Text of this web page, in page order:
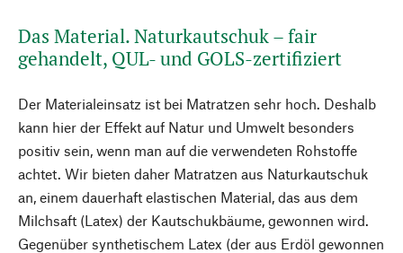
Das Material. Naturkautschuk – fair
gehandelt, QUL- und GOLS-zertifiziert
Der Materialeinsatz ist bei Matratzen sehr hoch. Deshalb
kann hier der Effekt auf Natur und Umwelt besonders
positiv sein, wenn man auf die verwendeten Rohstoffe
achtet. Wir bieten daher Matratzen aus Naturkautschuk
an, einem dauerhaft elastischen Material, das aus dem
Milchsaft (Latex) der Kautschukbäume, gewonnen wird.
Gegenüber synthetischem Latex (der aus Erdöl gewonnen